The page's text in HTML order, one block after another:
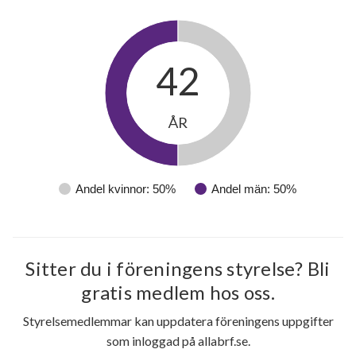
27
lägenheter
Andel kvinnor: 50% Andel män: 50%
42
ÅR
Sitter du i föreningens styrelse? Bli
gratis medlem hos oss.
Styrelsemedlemmar kan uppdatera föreningens uppgifter
som inloggad på allabrf.se.